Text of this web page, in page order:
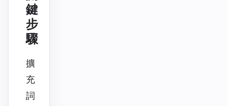
鍵
步
驟
擴
充
詞